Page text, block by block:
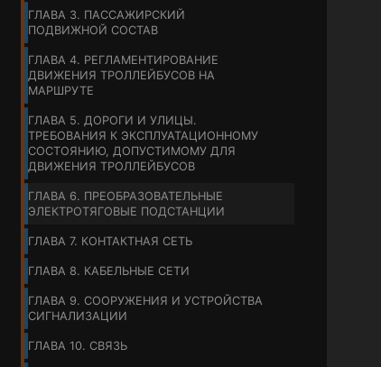
ГЛАВА 3. ПАССАЖИРСКИЙ
ПОДВИЖНОЙ СОСТАВ
ГЛАВА 4. РЕГЛАМЕНТИРОВАНИЕ
ДВИЖЕНИЯ ТРОЛЛЕЙБУСОВ НА
МАРШРУТЕ
ГЛАВА 5. ДОРОГИ И УЛИЦЫ.
ТРЕБОВАНИЯ К ЭКСПЛУАТАЦИОННОМУ
СОСТОЯНИЮ, ДОПУСТИМОМУ ДЛЯ
ДВИЖЕНИЯ ТРОЛЛЕЙБУСОВ
ГЛАВА 6. ПРЕОБРАЗОВАТЕЛЬНЫЕ
ЭЛЕКТРОТЯГОВЫЕ ПОДСТАНЦИИ
ГЛАВА 7. КОНТАКТНАЯ СЕТЬ
ГЛАВА 8. КАБЕЛЬНЫЕ СЕТИ
ГЛАВА 9. СООРУЖЕНИЯ И УСТРОЙСТВА
СИГНАЛИЗАЦИИ
ГЛАВА 10. СВЯЗЬ